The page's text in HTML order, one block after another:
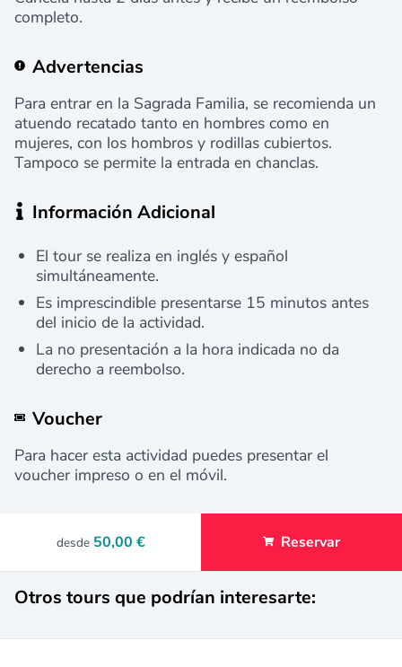
completo.
Advertencias
Para entrar en la Sagrada Familia, se recomienda un
atuendo recatado tanto en hombres como en
mujeres, con los hombros y rodillas cubiertos.
Tampoco se permite la entrada en chanclas.
Información Adicional
El tour se realiza en inglés y español
simultáneamente.
Es imprescindible presentarse 15 minutos antes
del inicio de la actividad.
La no presentación a la hora indicada no da
derecho a reembolso.
Voucher
Para hacer esta actividad puedes presentar el
voucher impreso o en el móvil.
desde 50,00 € Reservar
Otros tours que podrían interesarte: